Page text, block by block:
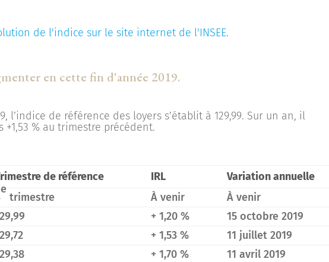
de l'indice sur le site internet de l'INSEE.
en cette fin d'année 2019.
l’indice de référence des loyers s’établit à 129,99. Sur un an, il
+1,53 % au trimestre précédent.
de référence IRL
Variation annuelle
e
trimestre À venir
À venir
+ 1,20 %
15 octobre 2019
+ 1,53 %
11 juillet 2019
+ 1,70 % 11 avril 2019